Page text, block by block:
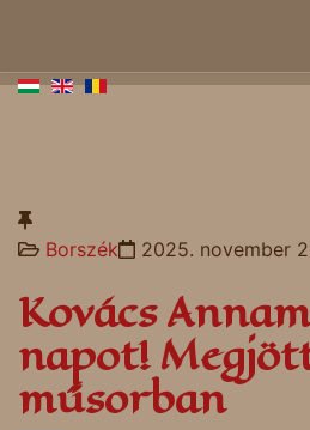
Borszék 2025. november
Kovács
napot!
műsorban